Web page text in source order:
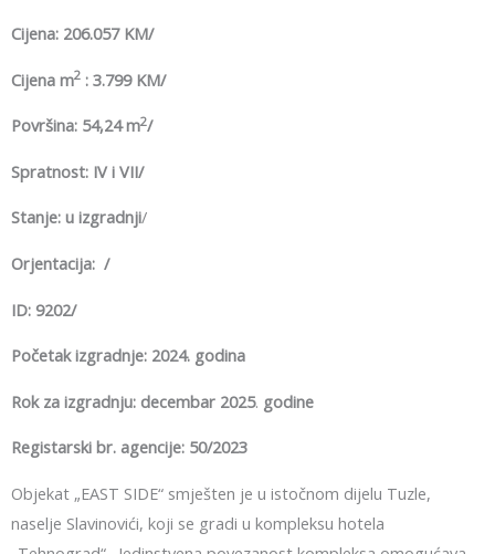
Cijena: 206.057 KM/
Cijena m2 : 3.799 KM/
Površina: 54,24 m2/
Spratnost: IV i VII/
Stanje: u izgradnji/
Orjentacija: /
ID: 9202/
Početak izgradnje: 2024. godina
Rok za izgradnju: decembar 2025. godine
Registarski br. agencije: 50/2023
Objekat „EAST SIDE“ smješten je u istočnom dijelu Tuzle,
naselje Slavinovići, koji se gradi u kompleksu hotela